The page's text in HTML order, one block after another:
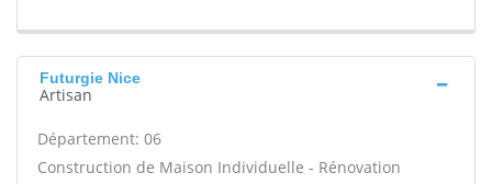
Futurgie Nice
Artisan
Département: 06
Construction de Maison Individuelle - Rénovation